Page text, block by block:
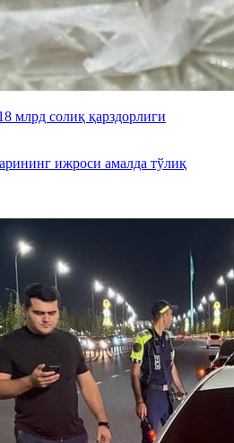
млрд солиқ қарздорлиги
ижроси амалда тўлиқ